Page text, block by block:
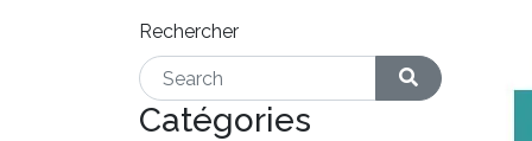
Rechercher
Catégories